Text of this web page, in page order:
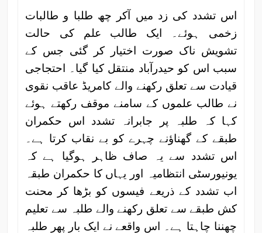
اس تشدد کی زد میں آکر چھ طلبا و طالبات
زخمی ہوئے۔ ایک طالب علم کی حالت
تشویش ناک صورت اختیار کر گئی جس کے
سبب اس کو حیدرآباد منتقل کیا گیا۔ احتجاجی
قیادت سے تعلق رکھنے والے کامریڈ عاقب نقوی
نے طالب علموں کے سامنے موقف رکھتے ہوئے
کہا کہ طلبہ پر جابرانہ تشدد اس حکمران
طبقے کے گھناؤنے چہرے کو بے نقاب کرتا ہے۔
اس تشدد سے یہ صاف ظاہر ہوگیا ہے کہ
یونیورسٹی انتظامیہ اور یہاں کا حکمران طبقہ
اب تشدد کے ذریعے فیسوں کو بڑھا کر محنت
کش طبقے سے تعلق رکھنے والے طلبہ سے تعلیم
چھننا چاہتا ہے۔ اس واقعے نے ایک بار پھر طلبہ